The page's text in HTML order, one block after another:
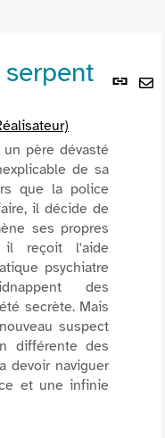
Lien
père dévasté
de sa
que la police
il décide de
ses propres
il reçoit l'aide
psychiatre
des
secrète. Mais
suspect
différente des
devoir naviguer
et une infinie